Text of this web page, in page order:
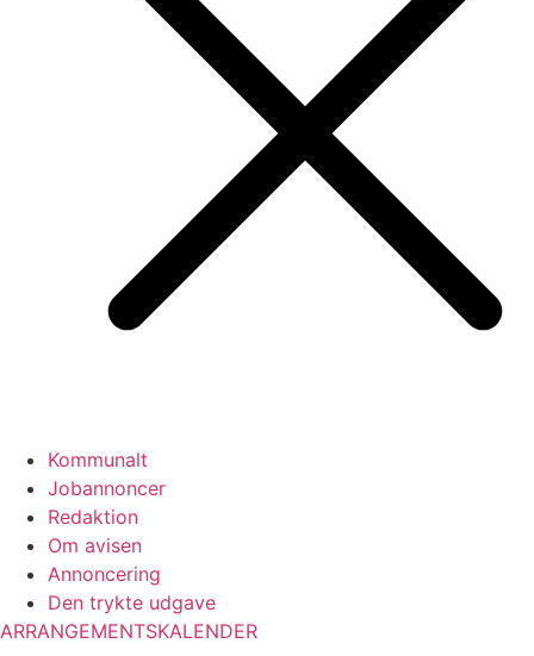
Kommunalt
Jobannoncer
Redaktion
Om avisen
Annoncering
Den trykte udgave
ARRANGEMENTSKALENDER